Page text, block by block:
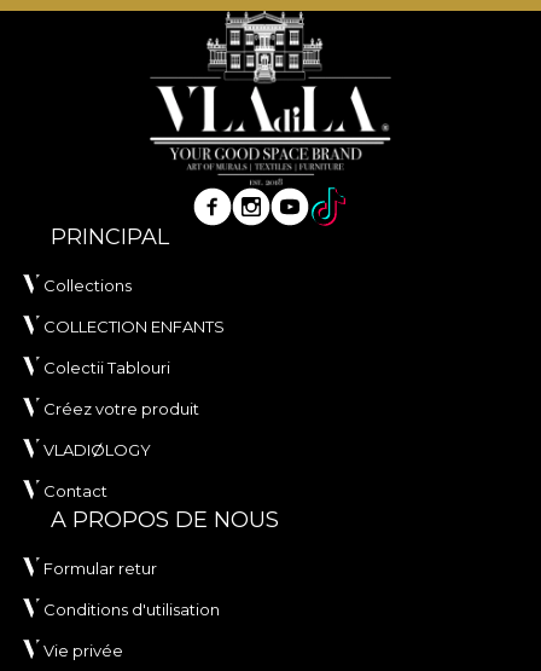
PRINCIPAL
Collections
COLLECTION ENFANTS
Colectii Tablouri
Créez votre produit
VLADIØLOGY
Contact
A PROPOS DE NOUS
Formular retur
Conditions d'utilisation
Vie privée